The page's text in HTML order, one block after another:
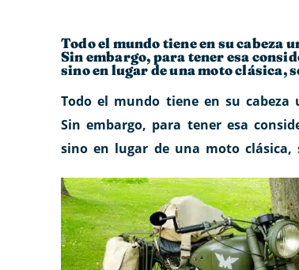
Todo el mundo tiene en su cabeza
Sin embargo, para tener esa
sino en lugar de una moto clásica,
Todo el mundo tiene en su
Sin embargo, para tener esa
sino en lugar de una moto clásica,